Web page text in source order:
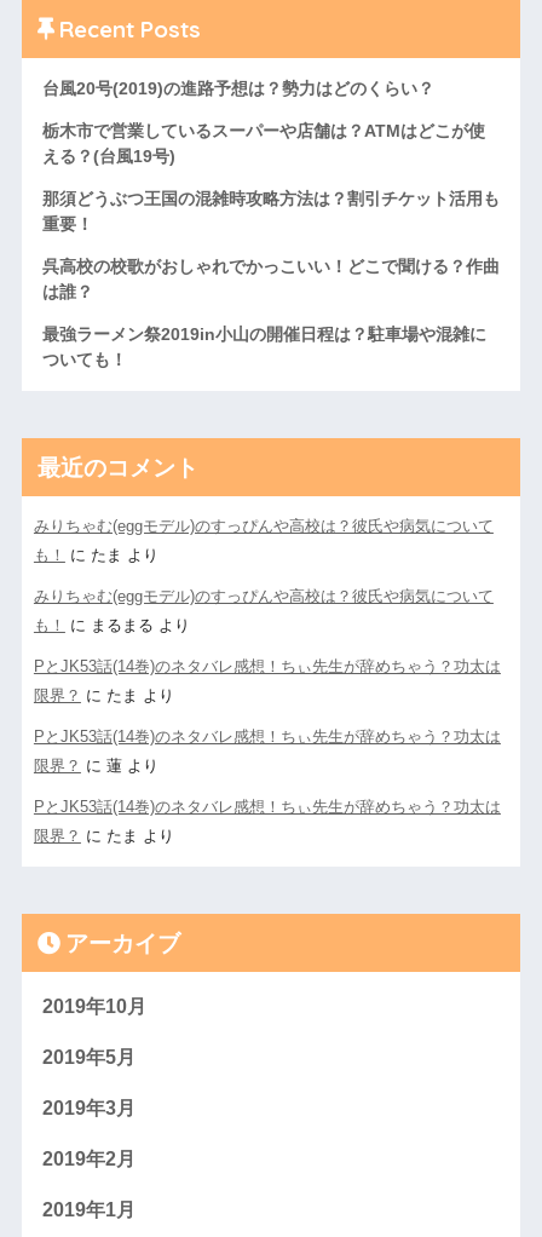
Recent Posts
台風20号(2019)の進路予想は？勢力はどのくらい？
栃木市で営業しているスーパーや店舗は？ATMはどこが使
える？(台風19号)
那須どうぶつ王国の混雑時攻略方法は？割引チケット活用も
重要！
呉高校の校歌がおしゃれでかっこいい！どこで聞ける？作曲
は誰？
最強ラーメン祭2019in小山の開催日程は？駐車場や混雑に
ついても！
最近のコメント
みりちゃむ(eggモデル)のすっぴんや高校は？彼氏や病気について
も！
に たま より
みりちゃむ(eggモデル)のすっぴんや高校は？彼氏や病気について
も！
に まるまる より
PとJK53話(14巻)のネタバレ感想！ちぃ先生が辞めちゃう？功太は
限界？ に たま より
PとJK53話(14巻)のネタバレ感想！ちぃ先生が辞めちゃう？功太は
限界？ に 蓮より
PとJK53話(14巻)のネタバレ感想！ちぃ先生が辞めちゃう？功太は
限界？ に たま より
アーカイブ
2019年10月
2019年5月
2019年3月
2019年2月
2019年1月